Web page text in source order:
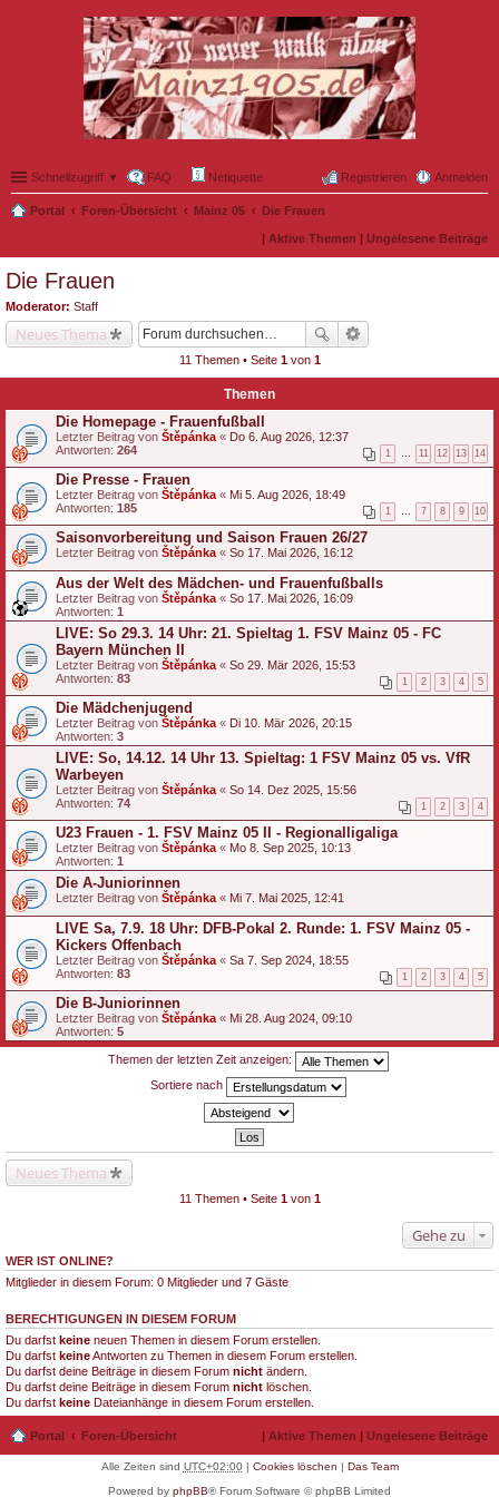
Schnellzugriff ▼ FAQ Netiquette Anmelden
Registrieren
Portal Foren-Übersicht Mainz 05 Die Frauen
| Aktive Themen | Ungelesene Beiträge
Die Frauen
Moderator: Staff
Neues Thema
11 Themen • Seite 1von 1
Themen
Die Homepage - Frauenfußball
Letzter Beitrag von Štěpánka « Do 6. Aug 2026, 12:37
Antworten: 264 1 11 12 13 14
Die Presse - Frauen
Letzter Beitrag von Štěpánka « Mi 5. Aug 2026, 18:49
Antworten: 185 1 7 8 9 10
Saisonvorbereitung und Saison Frauen 26/27
Letzter Beitrag von Štěpánka « So 17. Mai 2026, 16:12
Aus der Welt des Mädchen- und Frauenfußballs
Letzter Beitrag von Štěpánka « So 17. Mai 2026, 16:09
Antworten: 1
LIVE: So 29.3. 14 Uhr: 21. Spieltag 1. FSV Mainz 05 - FC
Bayern München II
Letzter Beitrag von Štěpánka « So 29. Mär 2026, 15:53
Antworten: 83 1 2 3 4 5
Die Mädchenjugend
Letzter Beitrag von Štěpánka « Di 10. Mär 2026, 20:15
Antworten: 3
LIVE: So, 14.12. 14 Uhr 13. Spieltag: 1 FSV Mainz 05 vs. VfR
Warbeyen
Letzter Beitrag von Štěpánka « So 14. Dez 2025, 15:56
Antworten: 74 1 2 3 4
U23 Frauen - 1. FSV Mainz 05 II - Regionalligaliga
Letzter Beitrag von Štěpánka « Mo 8. Sep 2025, 10:13
Antworten: 1
Die A-Juniorinnen
Letzter Beitrag von Štěpánka « Mi 7. Mai 2025, 12:41
LIVE Sa, 7.9. 18 Uhr: DFB-Pokal 2. Runde: 1. FSV Mainz 05 -
Kickers Offenbach
Letzter Beitrag von Štěpánka « Sa 7. Sep 2024, 18:55
Antworten: 83 1 2 3 4 5
Die B-Juniorinnen
Letzter Beitrag von Štěpánka « Mi 28. Aug 2024, 09:10
Antworten: 5
Themen der letzten Zeit anzeigen:
Sortiere nach
Neues Thema
11 Themen • Seite 1von 1
Gehe zu
WER IST ONLINE?
Mitglieder in diesem Forum: 0 Mitglieder und 7 Gäste
BERECHTIGUNGEN IN DIESEM FORUM
Du darfst keine neuen Themen in diesem Forum erstellen.
Du darfst keineAntworten zu Themen in diesem Forum erstellen.
Du darfst deine Beiträge in diesem Forum nicht ändern.
Du darfst deine Beiträge in diesem Forum nicht löschen.
Du darfst keine Dateianhänge in diesem Forum erstellen.
Portal Foren-Übersicht | Aktive Themen | Ungelesene Beiträge
Alle Zeiten sind UTC+02:00| Cookies löschen | Das Team
Powered by phpBB® Forum Software © phpBB Limited